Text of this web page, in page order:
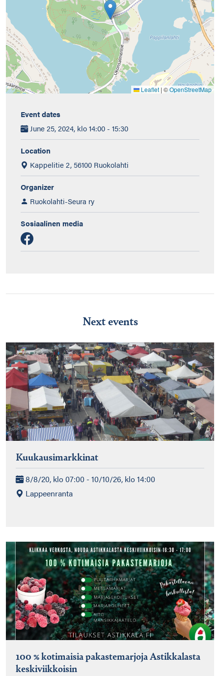
Leaflet | ©OpenStreetMap
Event dates
June 25, 2024, klo 14:00 - 15:30
Location
Kappelitie 2, 56100 Ruokolahti
Organizer
Ruokolahti-Seura ry
Sosiaalinen media
Next events
Kuukausimarkkinat
8/8/20, klo 07:00 - 10/10/26, klo 14:00
Lappeenranta
100 % kotimaisia pakastemarjoja Astikkalasta
keskiviikkoisin